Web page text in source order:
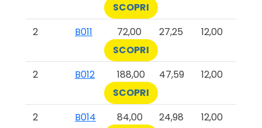
SCOPRI
2
B011 72,00 27,25
12,00
SCOPRI
2
B012 188,00 47,59
12,00
SCOPRI
2
B014 84,00 24,98
12,00